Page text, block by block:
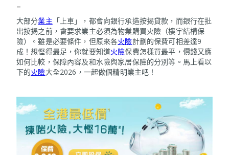
–
大部分業主 「上車」，都會向銀行承造按揭貸款，而銀行在批
出按揭之前，會要求業主必須為物業購買火險（樓宇結構保
險）。雖是必要條件，但原來各火險計劃的保費可相差達9
成！想慳得最足，你就要知道火險保費怎樣買最平，價錢又應
如何比較，保障內容及和水險與家居保險的分別等。馬上看以
下的火險大全2026，一起做個精明業主吧！